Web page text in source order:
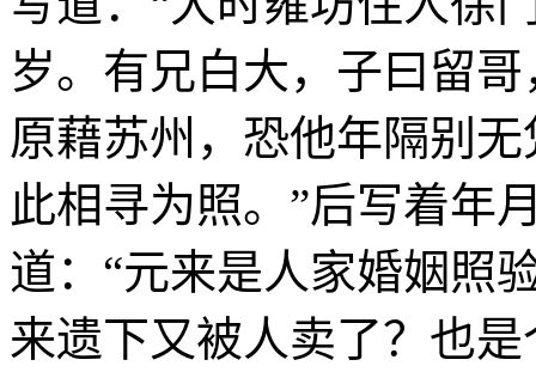
岁。有兄白大，子曰留
原藉苏州，恐他年隔别
此相寻为照。”后写着年
道：“元来是人家婚姻照
来遗下又被人卖了？也